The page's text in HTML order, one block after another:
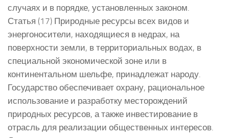
случаях и в порядке, установленных законом.
Статья (17) Природные ресурсы всех видов и
энергоносители, находящиеся в недрах, на
поверхности земли, в территориальных водах, в
специальной экономической зоне или в
континентальном шельфе, принадлежат народу.
Государство обеспечивает охрану, рациональное
использование и разработку месторождений
природных ресурсов, а также инвестирование в
отрасль для реализации общественных интересов.